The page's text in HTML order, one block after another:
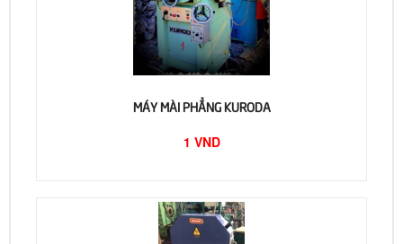
MÁY MÀI PHẲNG KURODA
1 VND